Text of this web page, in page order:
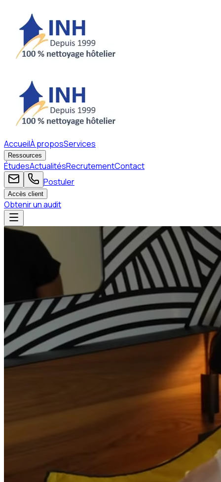
AccueilÀ proposServices
Ressources
ÉtudesActualitésRecrutementContact
Postuler
Accès client
Obtenir un audit